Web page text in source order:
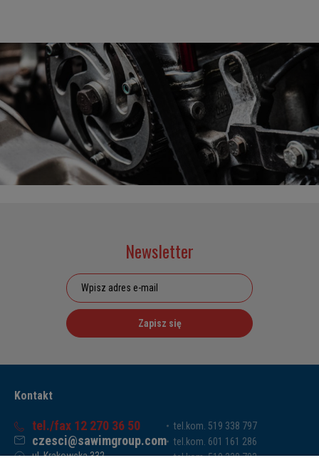
Newsletter
Zapisz się
Kontakt
tel./fax 12 270 36 50
czesci@sawimgroup.com
ul. Krakowska 332,
tel.kom. 519 338 797
tel.kom. 601 161 286
tel.kom. 519 338 793